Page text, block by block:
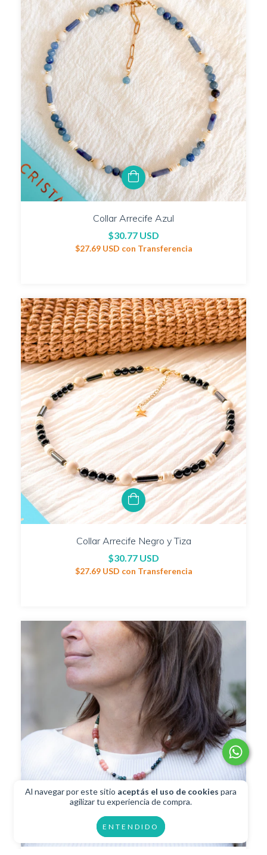
Al navegar por este sitio aceptás el uso de cookies para
agilizar tu experiencia de compra.
ENTENDIDO
Collar Arrecife Azul
$30.77 USD
$27.69 USD con Transferencia
Collar Arrecife Negro y Tiza
$30.77 USD
$27.69 USD con Transferencia